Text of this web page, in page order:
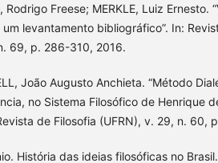
Rodrigo Freese; MERKLE, Luiz Ernesto.
levantamento bibliográfico”. In:
69, p. 286-310, 2016.
João Augusto Anchieta. “Método
no Sistema Filosófico de Henrique
de Filosofia (UFRN), v. 29, n. 60,
História das ideias filosóficas no